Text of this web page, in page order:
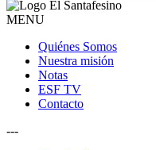
MENU
Quiénes Somos
Nuestra misión
Notas
ESF TV
Contacto
---